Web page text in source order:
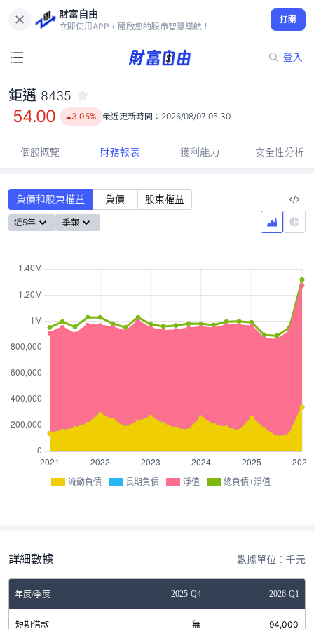
財富自由
立即使用APP，開啟您的股市智慧導航！
打開
登入
54.00
3.05%
鉅邁 8435
54.00 3.05% 最近更新時間： 2026/08/07 05:30
個股概覽 財務報表 獲利能力 安全性分析
負債和股東權益 負債 股東權益
近5年 季報
流動負債 長期負債 淨值 總負債+淨值
詳細數據 數據單位：千元
年度/季度 2025-Q4 2026-Q1
短期借款 無 94,000